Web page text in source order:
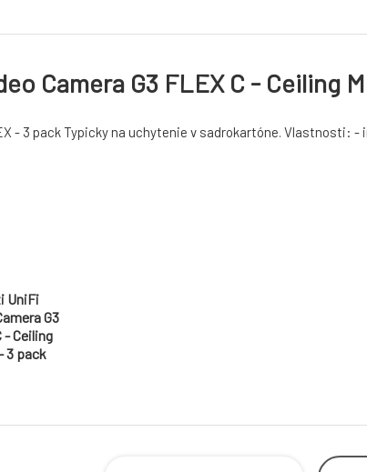
Camera G3 FLEX C - Ceiling
- 3 pack Typicky na uchytenie v sadrokartóne. Vlastnosti:
UniFi
G3
- Ceiling
3 pack